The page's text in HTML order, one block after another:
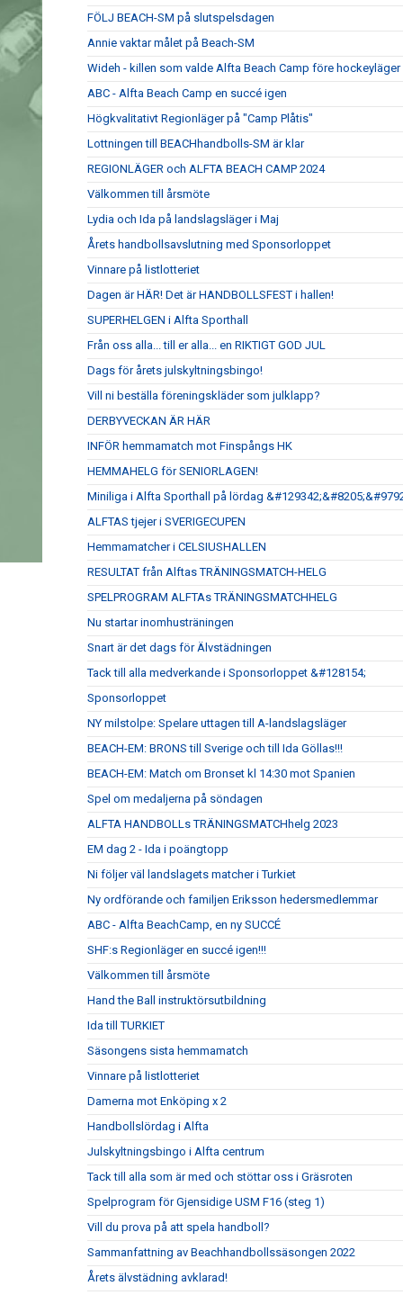
FÖLJ BEACH-SM på slutspelsdagen
Annie vaktar målet på Beach-SM
Wideh - killen som valde Alfta Beach Camp före hockeyläger
ABC - Alfta Beach Camp en succé igen
Högkvalitativt Regionläger på "Camp Plåtis"
Lottningen till BEACHhandbolls-SM är klar
REGIONLÄGER och ALFTA BEACH CAMP 2024
Välkommen till årsmöte
Lydia och Ida på landslagsläger i Maj
Årets handbollsavslutning med Sponsorloppet
Vinnare på listlotteriet
Dagen är HÄR! Det är HANDBOLLSFEST i hallen!
SUPERHELGEN i Alfta Sporthall
Från oss alla... till er alla... en RIKTIGT GOD JUL
Dags för årets julskyltningsbingo!
Vill ni beställa föreningskläder som julklapp?
DERBYVECKAN ÄR HÄR
INFÖR hemmamatch mot Finspångs HK
HEMMAHELG för SENIORLAGEN!
Miniliga i Alfta Sporthall på lördag
ALFTAS tjejer i SVERIGECUPEN
Hemmamatcher i CELSIUSHALLEN
RESULTAT från Alftas TRÄNINGSMATCH-HELG
SPELPROGRAM ALFTAs TRÄNINGSMATCHHELG
Nu startar inomhusträningen
Snart är det dags för Älvstädningen
Tack till alla medverkande i Sponsorloppet &#128154;
Sponsorloppet
NY milstolpe: Spelare uttagen till A-landslagsläger
BEACH-EM: BRONS till Sverige och till Ida Göllas!!!
BEACH-EM: Match om Bronset kl 14:30 mot Spanien
Spel om medaljerna på söndagen
ALFTA HANDBOLLs TRÄNINGSMATCHhelg 2023
EM dag 2 - Ida i poängtopp
Ni följer väl landslagets matcher i Turkiet
Ny ordförande och familjen Eriksson hedersmedlemmar
ABC - Alfta BeachCamp, en ny SUCCÉ
SHF:s Regionläger en succé igen!!!
Välkommen till årsmöte
Hand the Ball instruktörsutbildning
Ida till TURKIET
Säsongens sista hemmamatch
Vinnare på listlotteriet
Damerna mot Enköping x 2
Handbollslördag i Alfta
Julskyltningsbingo i Alfta centrum
Tack till alla som är med och stöttar oss i Gräsroten
Spelprogram för Gjensidige USM F16 (steg 1)
Vill du prova på att spela handboll?
Sammanfattning av Beachhandbollssäsongen 2022
Årets älvstädning avklarad!